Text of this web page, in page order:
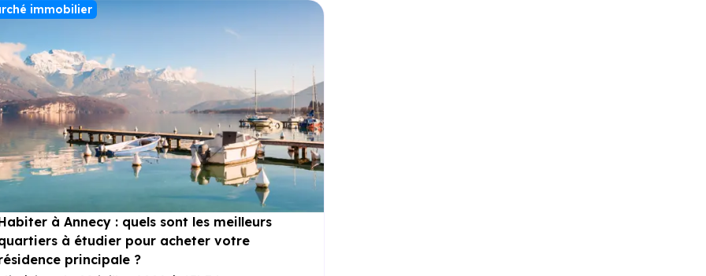
immobilier
à Annecy : quels sont les meilleurs
à étudier pour acheter votre
principale ?